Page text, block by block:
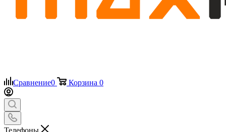
Сравнение0 Корзина 0
Телефоны